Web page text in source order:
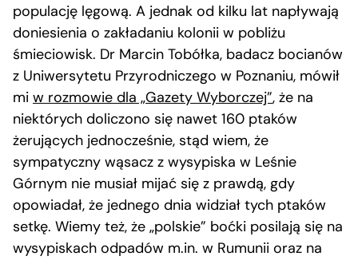
populację lęgową. A jednak od kilku lat napływają
doniesienia o zakładaniu kolonii w pobliżu
śmieciowisk. Dr Marcin Tobółka, badacz bocianów
z Uniwersytetu Przyrodniczego w Poznaniu, mówił
mi w rozmowie dla „Gazety Wyborczej”, że na
niektórych doliczono się nawet 160 ptaków
żerujących jednocześnie, stąd wiem, że
sympatyczny wąsacz z wysypiska w Leśnie
Górnym nie musiał mijać się z prawdą, gdy
opowiadał, że jednego dnia widział tych ptaków
setkę. Wiemy też, że „polskie” boćki posilają się na
wysypiskach odpadów m.in. w Rumunii oraz na